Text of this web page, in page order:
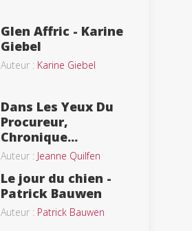
Glen Affric - Karine
Giebel
Auteur : Karine Giebel
Dans Les Yeux Du
Procureur,
Chronique...
Auteur : Jeanne Quilfen
Le jour du chien -
Patrick Bauwen
Auteur : Patrick Bauwen